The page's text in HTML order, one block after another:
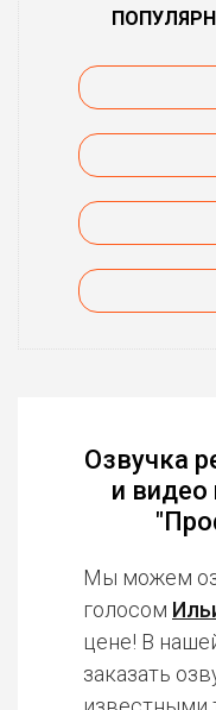
Озвучка
и
Мы можем
голосом
цене! В
заказать